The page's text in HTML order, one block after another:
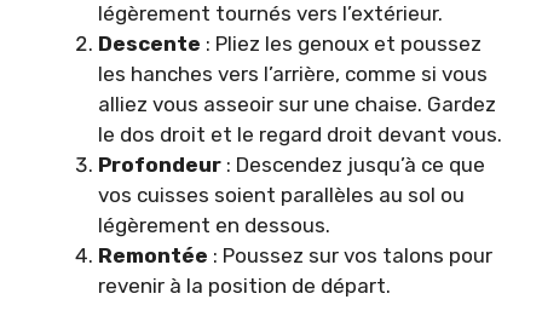
légèrement tournés vers l’extérieur.
Descente : Pliez les genoux et poussez
les hanches vers l’arrière, comme si vous
alliez vous asseoir sur une chaise. Gardez
le dos droit et le regard droit devant vous.
Profondeur : Descendez jusqu’à ce que
vos cuisses soient parallèles au sol ou
légèrement en dessous.
Remontée : Poussez sur vos talons pour
revenir à la position de départ.